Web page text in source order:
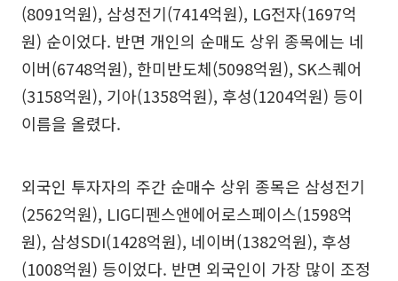
(8091억원), 삼성전기(7414억원), LG전자(1697억
원) 순이었다. 반면 개인의 순매도 상위 종목에는 네
이버(6748억원), 한미반도체(5098억원), SK스퀘어
(3158억원), 기아(1358억원), 후성(1204억원) 등이
이름을 올렸다.
외국인 투자자의 주간 순매수 상위 종목은 삼성전기
(2562억원), LIG디펜스앤에어로스페이스(1598억
원), 삼성SDI(1428억원), 네이버(1382억원), 후성
(1008억원) 등이었다. 반면 외국인이 가장 많이 조정